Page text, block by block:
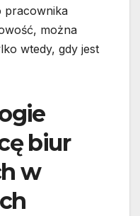
pracownika
można
wtedy, gdy jest
biur
w